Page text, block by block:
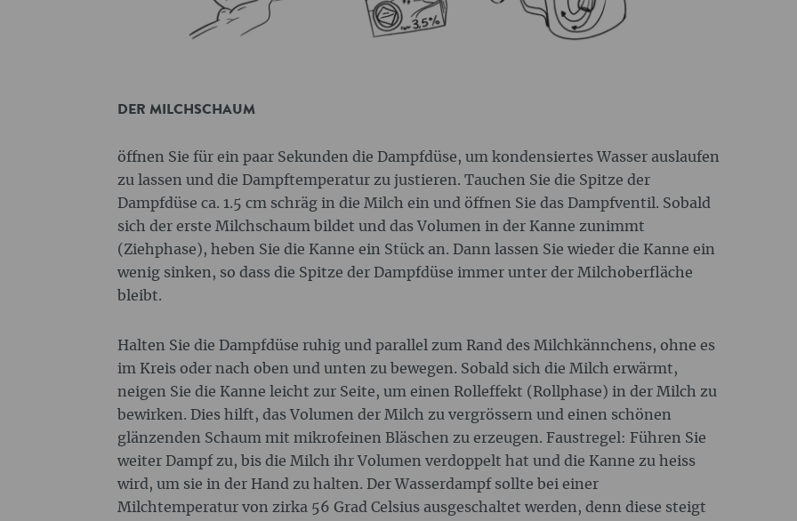
DER MILCHSCHAUM
öffnen Sie für ein paar Sekunden die Dampfdüse, um kondensiertes Wasser auslaufen
zu lassen und die Dampftemperatur zu justieren. Tauchen Sie die Spitze der
Dampfdüse ca. 1.5 cm schräg in die Milch ein und öffnen Sie das Dampfventil. Sobald
sich der erste Milchschaum bildet und das Volumen in der Kanne zunimmt
(Ziehphase), heben Sie die Kanne ein Stück an. Dann lassen Sie wieder die Kanne ein
wenig sinken, so dass die Spitze der Dampfdüse immer unter der Milchoberfläche
bleibt.
Halten Sie die Dampfdüse ruhig und parallel zum Rand des Milchkännchens, ohne es
im Kreis oder nach oben und unten zu bewegen. Sobald sich die Milch erwärmt,
neigen Sie die Kanne leicht zur Seite, um einen Rolleffekt (Rollphase) in der Milch zu
bewirken. Dies hilft, das Volumen der Milch zu vergrössern und einen schönen
glänzenden Schaum mit mikrofeinen Bläschen zu erzeugen. Faustregel: Führen Sie
weiter Dampf zu, bis die Milch ihr Volumen verdoppelt hat und die Kanne zu heiss
wird, um sie in der Hand zu halten. Der Wasserdampf sollte bei einer
Milchtemperatur von zirka 56 Grad Celsius ausgeschaltet werden, denn diese steigt